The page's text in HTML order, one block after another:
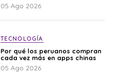
05 Ago 2026
TECNOLOGÍA
Por qué los peruanos compran
cada vez más en apps chinas
05 Ago 2026